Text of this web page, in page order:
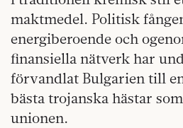
maktmedel. Politisk
energiberoende och
finansiella nätverk har
förvandlat Bulgarien till
bästa trojanska hästar
unionen.